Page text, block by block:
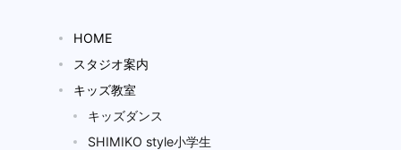
HOME
スタジオ案内
キッズ教室
キッズダンス
SHIMIKO style小学生